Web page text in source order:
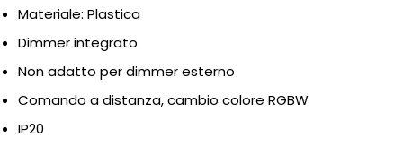
Materiale: Plastica
Dimmer integrato
Non adatto per dimmer esterno
Comando a distanza, cambio colore RGBW
IP20